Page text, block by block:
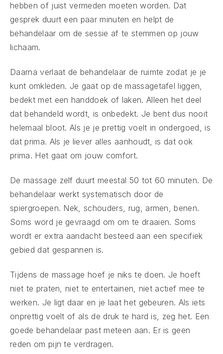
hebben of juist vermeden moeten worden. Dat
gesprek duurt een paar minuten en helpt de
behandelaar om de sessie af te stemmen op jouw
lichaam.
Daarna verlaat de behandelaar de ruimte zodat je je
kunt omkleden. Je gaat op de massagetafel liggen,
bedekt met een handdoek of laken. Alleen het deel
dat behandeld wordt, is onbedekt. Je bent dus nooit
helemaal bloot. Als je je prettig voelt in ondergoed, is
dat prima. Als je liever alles aanhoudt, is dat ook
prima. Het gaat om jouw comfort.
De massage zelf duurt meestal 50 tot 60 minuten. De
behandelaar werkt systematisch door de
spiergroepen. Nek, schouders, rug, armen, benen.
Soms word je gevraagd om om te draaien. Soms
wordt er extra aandacht besteed aan een specifiek
gebied dat gespannen is.
Tijdens de massage hoef je niks te doen. Je hoeft
niet te praten, niet te entertainen, niet actief mee te
werken. Je ligt daar en je laat het gebeuren. Als iets
onprettig voelt of als de druk te hard is, zeg het. Een
goede behandelaar past meteen aan. Er is geen
reden om pijn te verdragen.